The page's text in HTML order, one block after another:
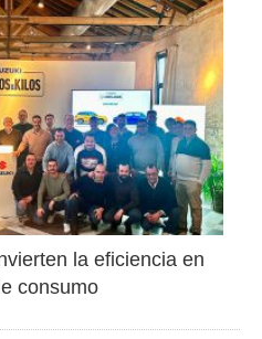
la eficiencia en
consumo